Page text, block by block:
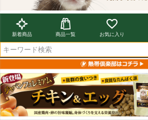
新着商品 商品一覧 お気に入り